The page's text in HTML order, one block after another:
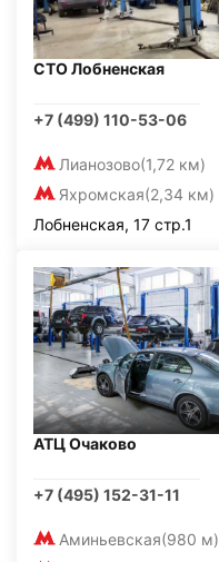
СТО Лобненская
+7 (499) 110-53-06
Лианозово(1,72 км)
Яхромская(2,34 км)
Лобненская, 17 стр.1
АТЦ Очаково
+7 (495) 152-31-11
Аминьевская(980 м)